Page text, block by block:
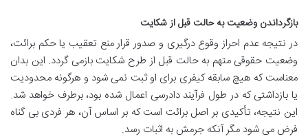
بازگرداندن وضعیت به حالت قبل از شکایت
در نتیجه عدم احراز وقوع درگیری و صدور قرار منع تعقیب یا حکم برائت،
وضعیت حقوقی متهم به حالت قبل از طرح شکایت بازمی گردد. این بدان
معناست که هیچ سابقه کیفری برای او ثبت نمی شود و هرگونه محدودیت
یا بازداشتی که در طول فرآیند دادرسی اعمال شده بود، برطرف خواهد شد.
این نتیجه، تأکیدی بر اصل برائت است که بر اساس آن، هر فردی بی گناه
فرض می شود مگر آنکه جرمش به اثبات رسد.